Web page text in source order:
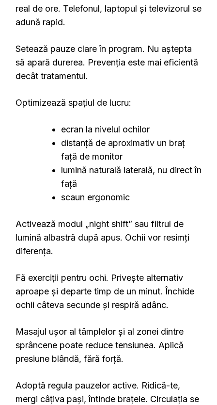
real de ore. Telefonul, laptopul și televizorul se
adună rapid.
Setează pauze clare în program. Nu aștepta
să apară durerea. Prevenția este mai eficientă
decât tratamentul.
Optimizează spațiul de lucru:
ecran la nivelul ochilor
distanță de aproximativ un braț
față de monitor
lumină naturală laterală, nu direct în
față
scaun ergonomic
Activează modul „night shift” sau filtrul de
lumină albastră după apus. Ochii vor resimți
diferența.
Fă exerciții pentru ochi. Privește alternativ
aproape și departe timp de un minut. Închide
ochii câteva secunde și respiră adânc.
Masajul ușor al tâmplelor și al zonei dintre
sprâncene poate reduce tensiunea. Aplică
presiune blândă, fără forță.
Adoptă regula pauzelor active. Ridică-te,
mergi câțiva pași, întinde brațele. Circulația se